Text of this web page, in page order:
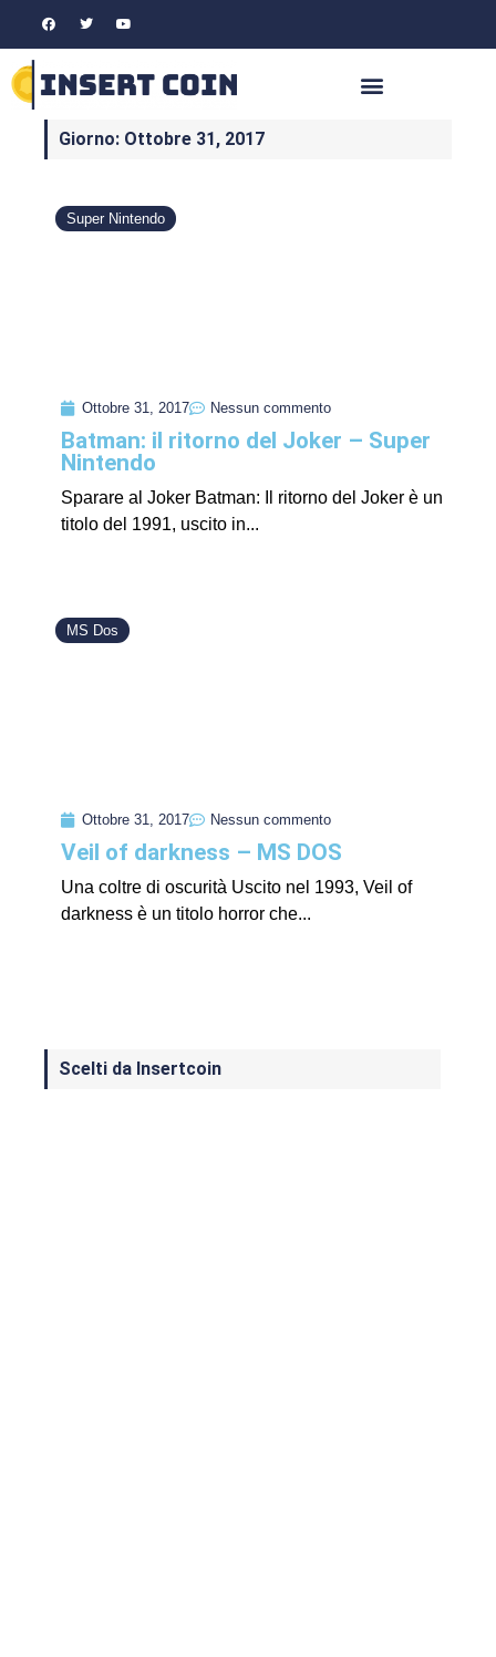
Giorno: Ottobre 31, 2017
Super Nintendo
Ottobre 31, 2017 Nessun commento
Batman: il ritorno del Joker – Super
Nintendo
Sparare al Joker Batman: Il ritorno del Joker è un
titolo del 1991, uscito in...
MS Dos
Ottobre 31, 2017 Nessun commento
Veil of darkness – MS DOS
Una coltre di oscurità Uscito nel 1993, Veil of
darkness è un titolo horror che...
Scelti da Insertcoin